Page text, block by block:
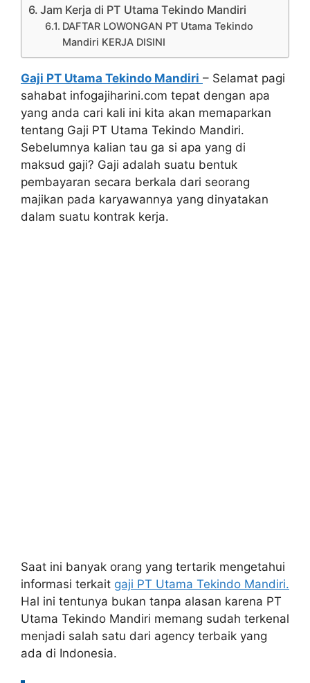
Jam Kerja di PT Utama Tekindo Mandiri
DAFTAR LOWONGAN PT Utama Tekindo
Mandiri KERJA DISINI
Gaji PT Utama Tekindo Mandiri – Selamat pagi
sahabat infogajiharini.com tepat dengan apa
yang anda cari kali ini kita akan memaparkan
tentang Gaji PT Utama Tekindo Mandiri.
Sebelumnya kalian tau ga si apa yang di
maksud gaji? Gaji adalah suatu bentuk
pembayaran secara berkala dari seorang
majikan pada karyawannya yang dinyatakan
dalam suatu kontrak kerja.
Saat ini banyak orang yang tertarik mengetahui
informasi terkait gaji PT Utama Tekindo Mandiri.
Hal ini tentunya bukan tanpa alasan karena PT
Utama Tekindo Mandiri memang sudah terkenal
menjadi salah satu dari agency terbaik yang
ada di Indonesia.